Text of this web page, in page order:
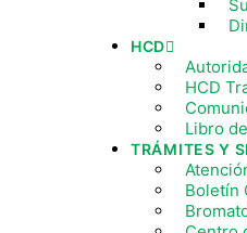
HCD
HCD
Libro
TRÁMITES Y
Boletín